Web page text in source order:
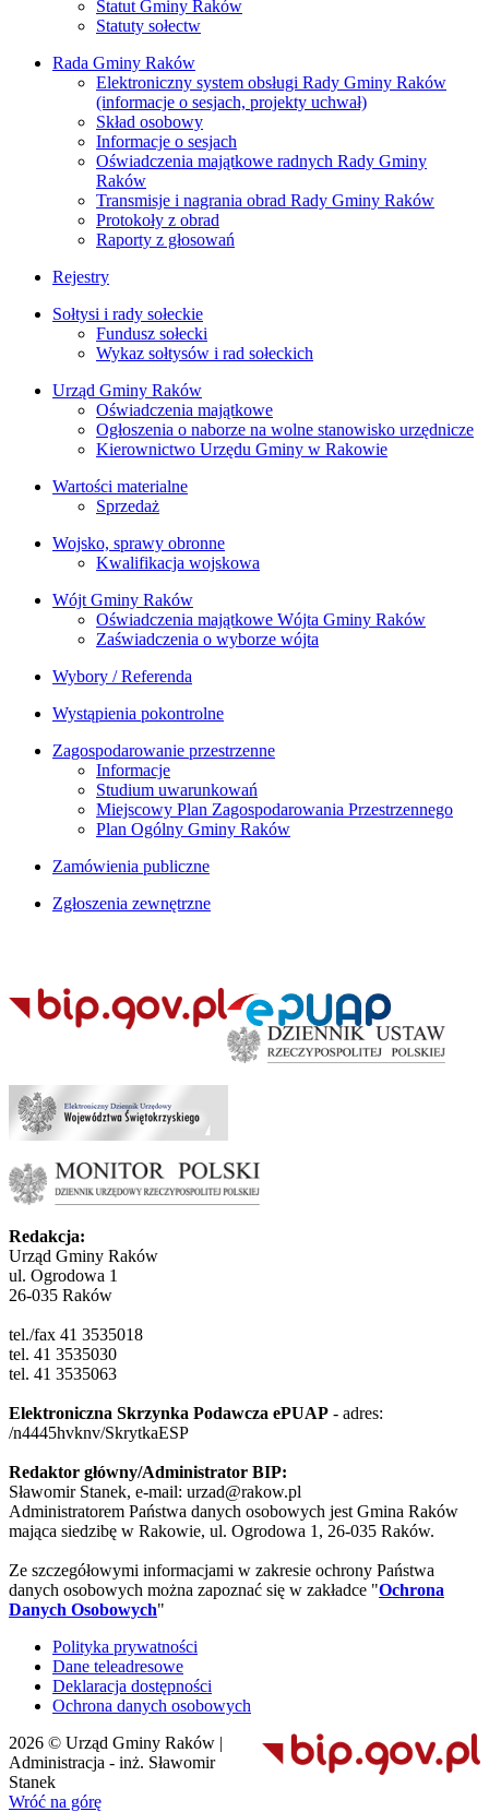
Statut Gminy Raków
Statuty sołectw
Rada Gminy Raków
Elektroniczny system obsługi Rady Gminy Raków
(informacje o sesjach, projekty uchwał)
Skład osobowy
Informacje o sesjach
Oświadczenia majątkowe radnych Rady Gminy
Raków
Transmisje i nagrania obrad Rady Gminy Raków
Protokoły z obrad
Raporty z głosowań
Rejestry
Sołtysi i rady sołeckie
Fundusz sołecki
Wykaz sołtysów i rad sołeckich
Urząd Gminy Raków
Oświadczenia majątkowe
Ogłoszenia o naborze na wolne stanowisko urzędnicze
Kierownictwo Urzędu Gminy w Rakowie
Wartości materialne
Sprzedaż
Wojsko, sprawy obronne
Kwalifikacja wojskowa
Wójt Gminy Raków
Oświadczenia majątkowe Wójta Gminy Raków
Zaświadczenia o wyborze wójta
Wybory / Referenda
Wystąpienia pokontrolne
Zagospodarowanie przestrzenne
Informacje
Studium uwarunkowań
Miejscowy Plan Zagospodarowania Przestrzennego
Plan Ogólny Gminy Raków
Zamówienia publiczne
Zgłoszenia zewnętrzne
Redakcja:
Urząd Gminy Raków
ul. Ogrodowa 1
26-035 Raków
tel./fax 41 3535018
tel. 41 3535030
tel. 41 3535063
Elektroniczna Skrzynka Podawcza ePUAP - adres:
/n4445hvknv/SkrytkaESP
Redaktor główny/Administrator BIP:
Sławomir Stanek, e-mail: urzad@rakow.pl
Administratorem Państwa danych osobowych jest Gmina Raków
mająca siedzibę w Rakowie, ul. Ogrodowa 1, 26-035 Raków.
Ze szczegółowymi informacjami w zakresie ochrony Państwa
danych osobowych można zapoznać się w zakładce "Ochrona
Danych Osobowych"
Polityka prywatności
Dane teleadresowe
Deklaracja dostępności
Ochrona danych osobowych
2026 © Urząd Gminy Raków |
Administracja - inż. Sławomir
Stanek
Wróć na górę